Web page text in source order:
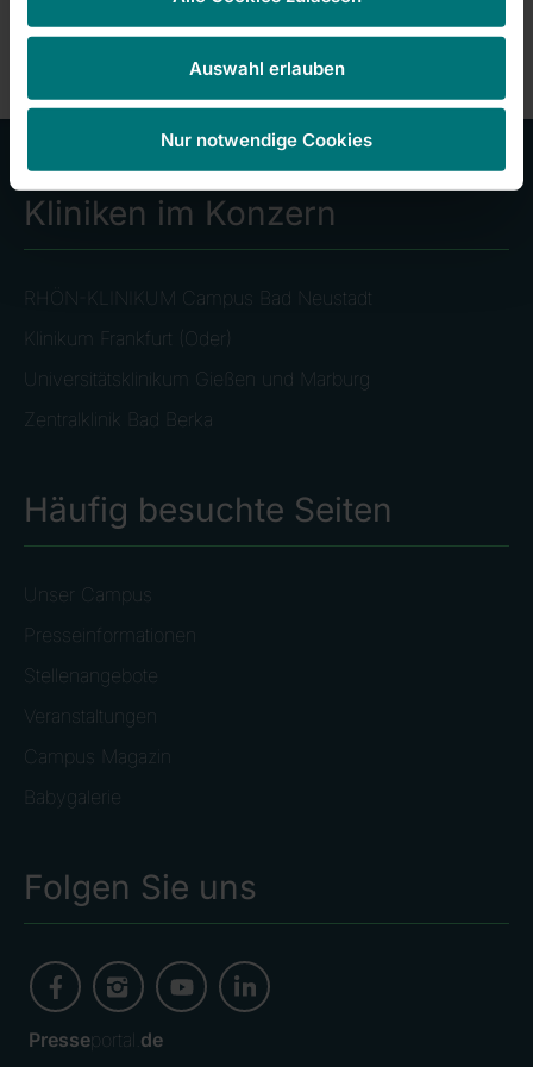
Auswahl erlauben
Nur notwendige Cookies
Kliniken im Konzern
RHÖN-KLINIKUM Campus Bad Neustadt
Klinikum Frankfurt (Oder)
Universitätsklinikum Gießen und Marburg
Zentralklinik Bad Berka
Häufig besuchte Seiten
Unser Campus
Presseinformationen
Stellenangebote
Veranstaltungen
Campus Magazin
Babygalerie
Folgen Sie uns
Presseportal. de